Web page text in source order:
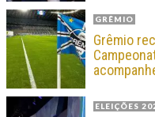
GRÊMIO
Grêmio
ELEIÇÕES